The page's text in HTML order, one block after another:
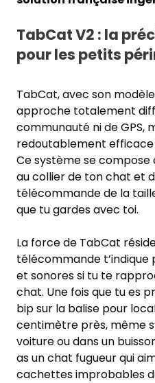
TabCat V2 : la
pour les petits
TabCat, avec son
approche totalement
communauté ni de GPS,
redoutablement
Ce système se compose
au collier de ton chat et
télécommande de la
que tu gardes avec toi.
La force de TabCat
télécommande t’indique
et sonores si tu te
chat. Une fois que tu es
bip sur la balise pour
centimètre près, même
voiture ou dans un
as un chat fugueur qui
cachettes improbables